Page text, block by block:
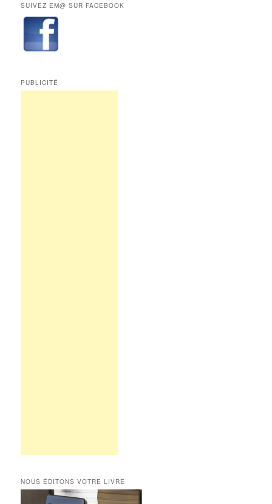
de
Edition
Multimédi@
SUIVEZ EM@ SUR FACEBOOK
PUBLICITÉ
NOUS ÉDITONS VOTRE LIVRE